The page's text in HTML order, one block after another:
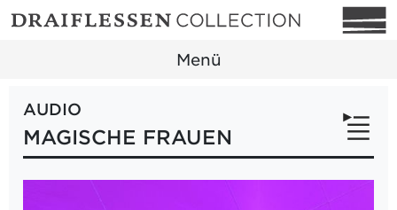
Menü
AUDIO
MAGISCHE FRAUEN